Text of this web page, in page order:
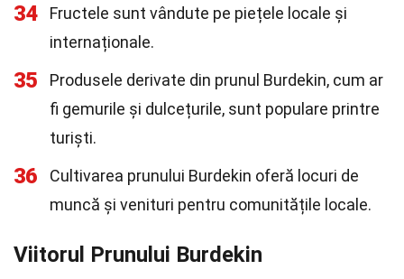
34
Fructele sunt vândute pe piețele locale și
internaționale.
35
Produsele derivate din prunul Burdekin, cum ar
fi gemurile și dulcețurile, sunt populare printre
turiști.
36
Cultivarea prunului Burdekin oferă locuri de
muncă și venituri pentru comunitățile locale.
Viitorul Prunului Burdekin